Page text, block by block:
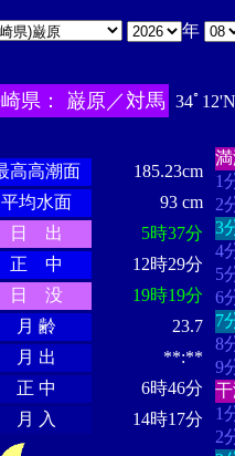
年
県： 巌原／対馬 34ﾟ
高高潮面
185.23cm
平均水面
93 cm
日 出
5時37分
正 中
12時29分
日 没
19時19分
月 齢
23.7
月 出
**:**
正 中
6時46分
月 入
14時17分
満
1
2
3
4
5
6
7
8
9
干
1
2